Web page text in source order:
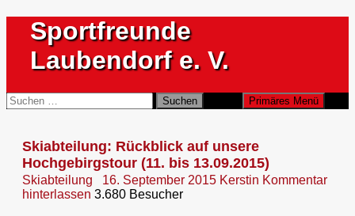
Inhalt
springen
Sportfreunde
Laubendorf e. V.
Suchen Primäres Menü
Suchen
nach:
Skiabteilung: Rückblick auf unsere
Hochgebirgstour (11. bis 13.09.2015)
Skiabteilung 16. September 2015 Kerstin Kommentar
hinterlassen 3.680 Besucher